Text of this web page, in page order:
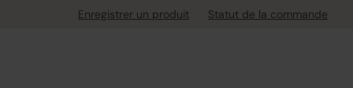
flexible avec Klarna
Enregistrer un produit Statut de la commande